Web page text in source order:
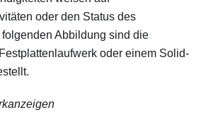
oder den Status des
folgenden Abbildung sind die
oder einem Solid-